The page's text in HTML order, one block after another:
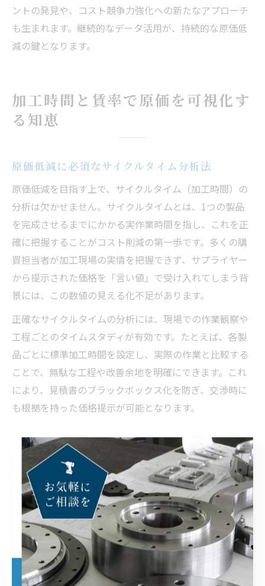
ントの発見や、コスト競争力強化への新たなアプローチ
も生まれます。継続的なデータ活用が、持続的な原価低
減の鍵となります。
加工時間と賃率で原価を可視化す
る知恵
原価低減に必須なサイクルタイム分析法
原価低減を目指す上で、サイクルタイム（加工時間）の
分析は欠かせません。サイクルタイムとは、1つの製品
を完成させるまでにかかる実作業時間を指し、これを正
確に把握することがコスト削減の第一歩です。多くの購
買担当者が加工現場の実情を把握できず、サプライヤー
から提示された価格を「言い値」で受け入れてしまう背
景には、この数値の見える化不足があります。
正確なサイクルタイムの分析には、現場での作業観察や
工程ごとのタイムスタディが有効です。たとえば、各製
品ごとに標準加工時間を設定し、実際の作業と比較する
ことで、無駄な工程や改善余地を明確にできます。これ
により、見積書のブラックボックス化を防ぎ、交渉時に
も根拠を持った価格提示が可能となります。
加工時間と賃率から導く原価低減の考え方
原価の見える化を実現するためには、「加工時間（サイ
クルタイム）×賃率（時間単価）」という原価構造の理
解が不可欠です。サプライヤーが提示する見積もりの根
拠を分解し、どの部分が本当にコストとして妥当なのか
を見極めることが、言い値での購入を防ぐ鍵となりま
す。
たとえば、同じ製品でも加工時間が大きく異なれば、当